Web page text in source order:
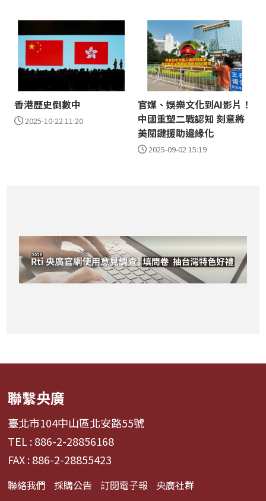
香港歷史倒數中
2025-10-22 11:20
官媒、娛樂文化到AI影片！
中國重塑二戰認知 刻意將
美關鍵援助邊緣化
2025-09-02 15:19
聯繫央廣
臺北市104中山區北安路55號
TEL : 886-2-28856168
FAX : 886-2-28855423
聯絡我們 採購公告 訂閱電子報 央廣社群